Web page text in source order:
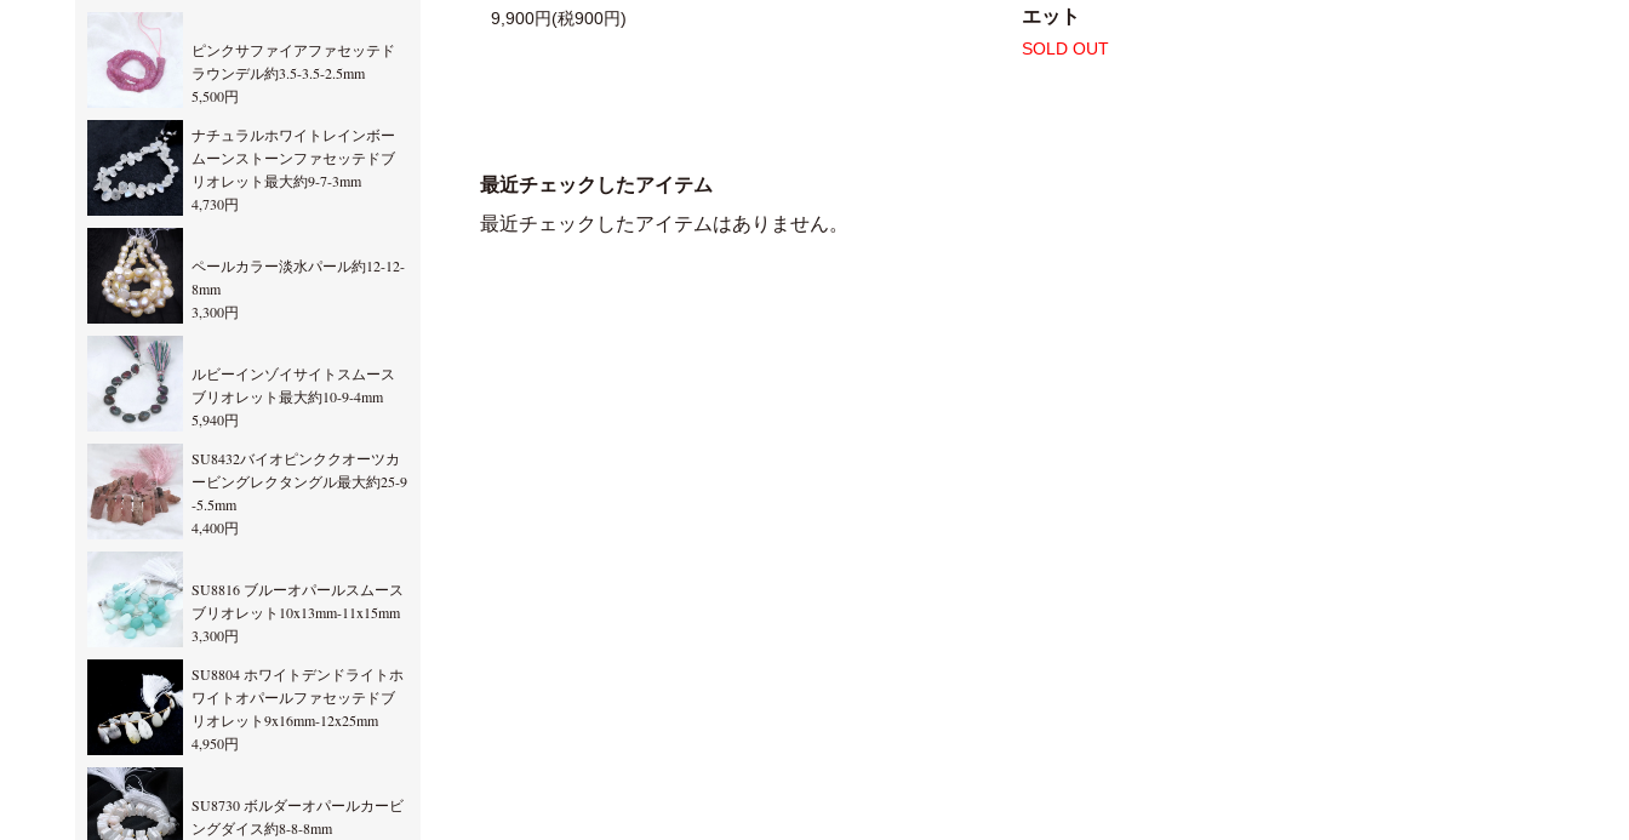
9,900円(税900円)
エット
SOLD OUT
最近チェックしたアイテム
最近チェックしたアイテムはありません。
ピンクサファイアファセッテド
ラウンデル約3.5-3.5-2.5mm
5,500円
ナチュラルホワイトレインボー
ムーンストーンファセッテドブ
リオレット最大約9-7-3mm
4,730円
ペールカラー淡水パール約12-12-
8mm
3,300円
ルビーインゾイサイトスムース
ブリオレット最大約10-9-4mm
5,940円
SU8432バイオピンククオーツカ
ービングレクタングル最大約25-9
-5.5mm
4,400円
SU8816 ブルーオパールスムース
ブリオレット10x13mm-11x15mm
3,300円
SU8804 ホワイトデンドライトホ
ワイトオパールファセッテドブ
リオレット9x16mm-12x25mm
4,950円
SU8730 ボルダーオパールカービ
ングダイス約8-8-8mm